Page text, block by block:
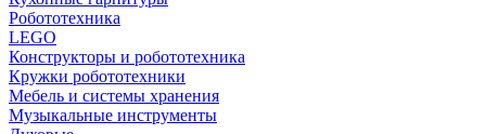
Робототехника
LEGO
Конструкторы и робототехника
Кружки робототехники
Мебель и системы хранения
Музыкальные инструменты